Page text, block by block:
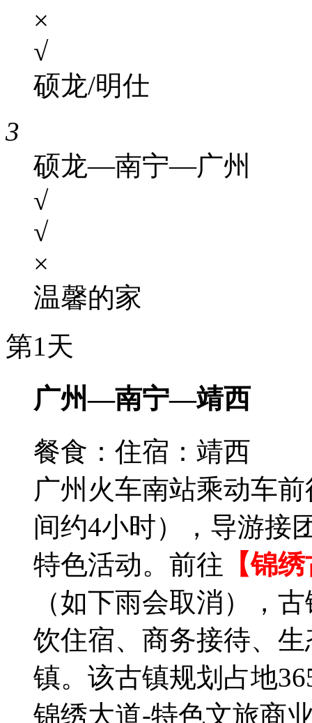
×
√
硕龙/明仕
3
硕龙—南宁—广州
√
√
×
温馨的家
第1天
广州—南宁—靖西
餐食： 住宿：靖西
广州火车南站乘动车
间约4小时），导游接
特色活动。前往 【锦
（如下雨会取消），
饮住宿、商务接待、
镇。该古镇规划占地
锦绣大道-特色文旅商